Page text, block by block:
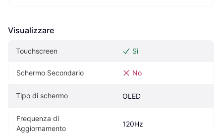
Visualizzare
Touchscreen Sì
Schermo Secondario No
Tipo di schermo OLED
Frequenza di
Aggiornamento
120Hz